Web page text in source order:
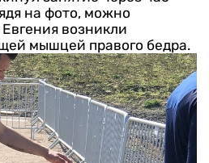
на фото, можно
возникли
мышцей правого бедра.